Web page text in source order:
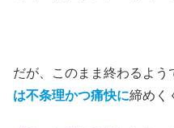
だが、このまま終わるよう
は不条理かつ痛快に締めく